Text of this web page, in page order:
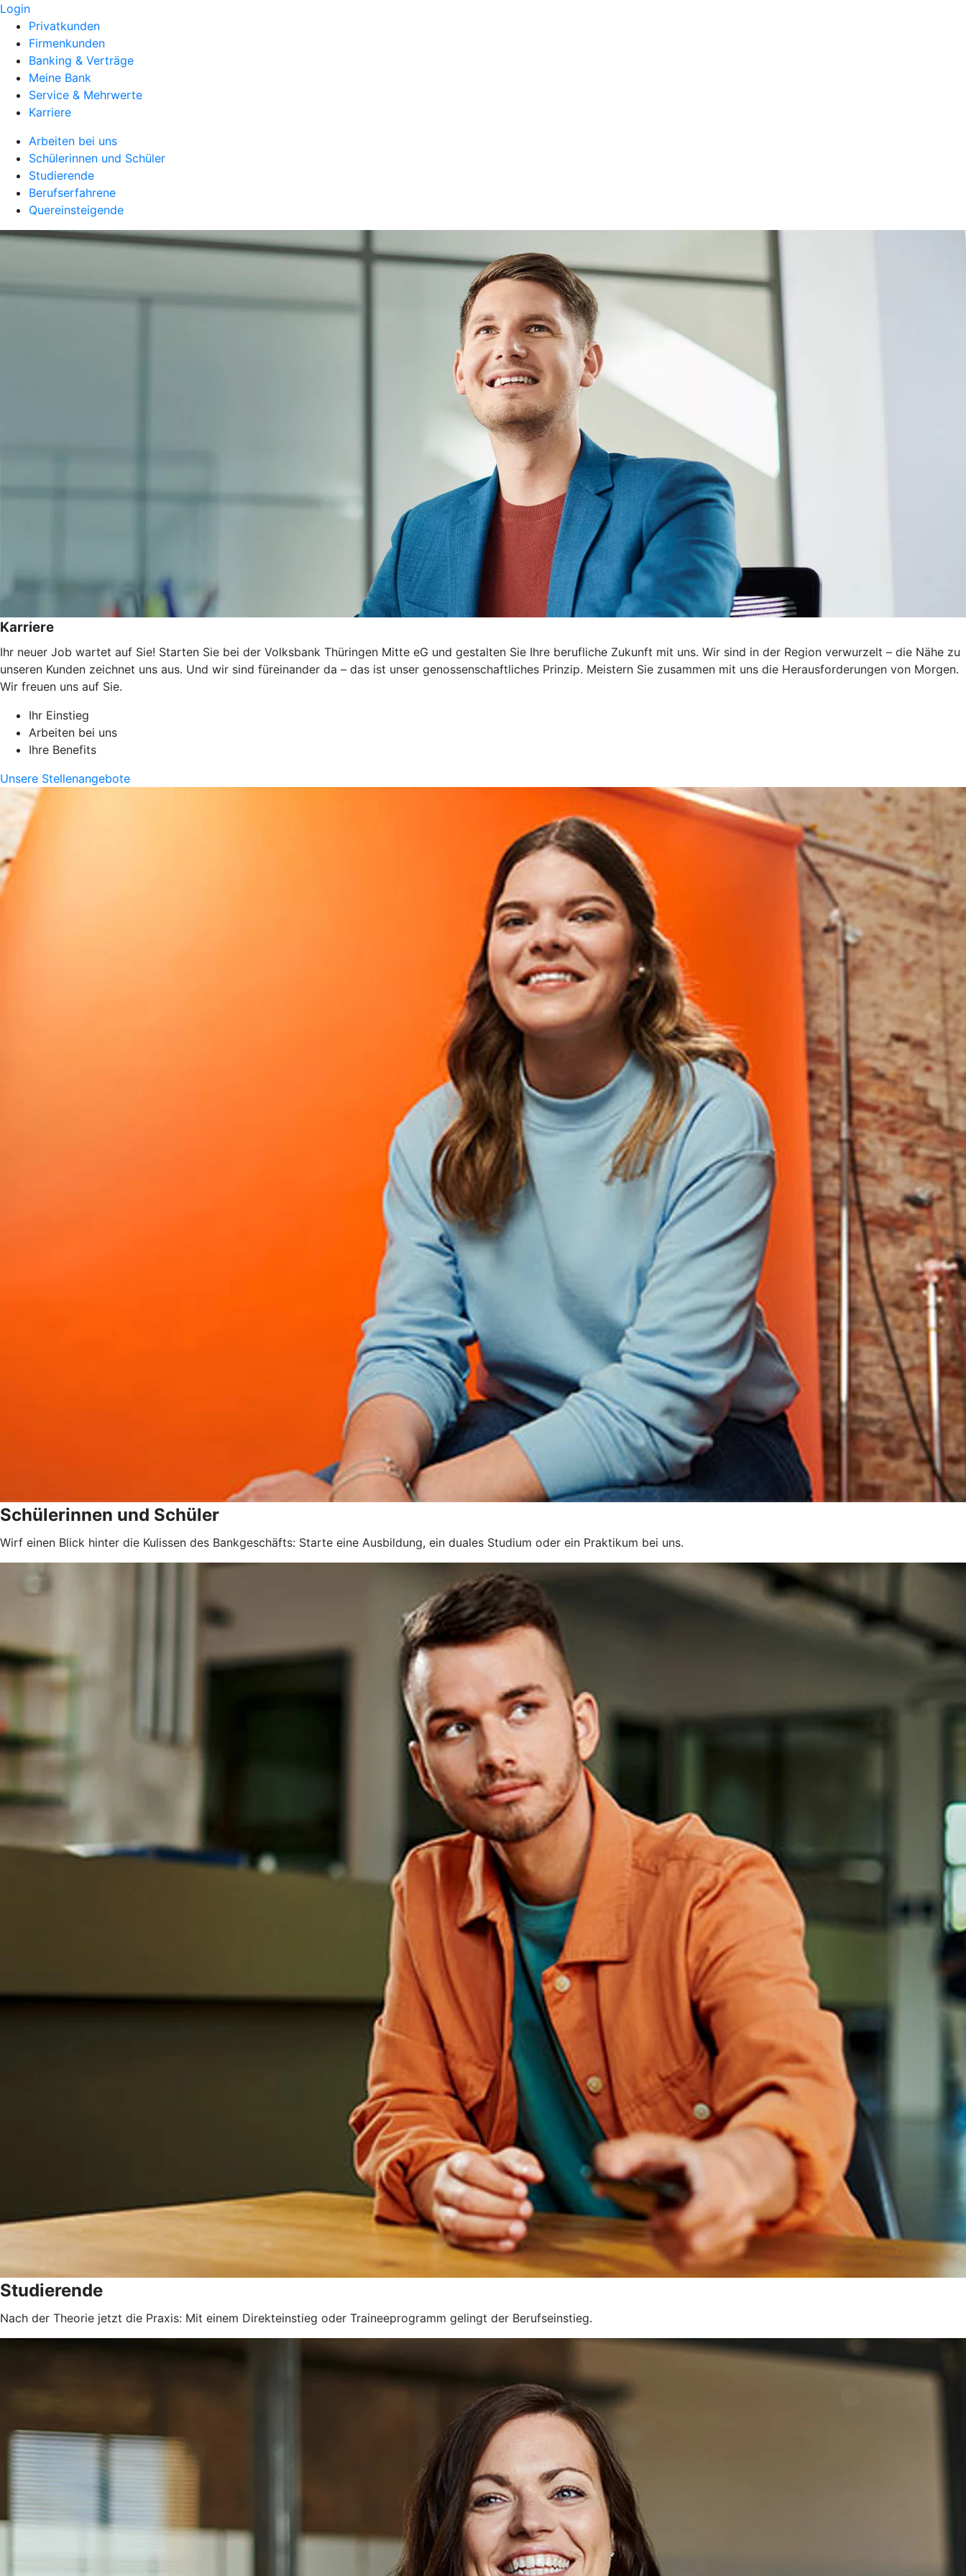
Login
Privatkunden
Firmenkunden
Banking & Verträge
Meine Bank
Service & Mehrwerte
Karriere
Arbeiten bei uns
Schülerinnen und Schüler
Studierende
Berufserfahrene
Quereinsteigende
Karriere
Ihr neuer Job wartet auf Sie! Starten Sie bei der Volksbank Thüringen Mitte eG und gestalten Sie Ihre berufliche Zukunft mit uns. Wir sind in der Region verwurzelt – die Nähe zu
unseren Kunden zeichnet uns aus. Und wir sind füreinander da – das ist unser genossenschaftliches Prinzip. Meistern Sie zusammen mit uns die Herausforderungen von Morgen.
Wir freuen uns auf Sie.
Ihr Einstieg
Arbeiten bei uns
Ihre Benefits
Unsere Stellenangebote
Schülerinnen und Schüler
Wirf einen Blick hinter die Kulissen des Bankgeschäfts: Starte eine Ausbildung, ein duales Studium oder ein Praktikum bei uns.
Studierende
Nach der Theorie jetzt die Praxis: Mit einem Direkteinstieg oder Traineeprogramm gelingt der Berufseinstieg.